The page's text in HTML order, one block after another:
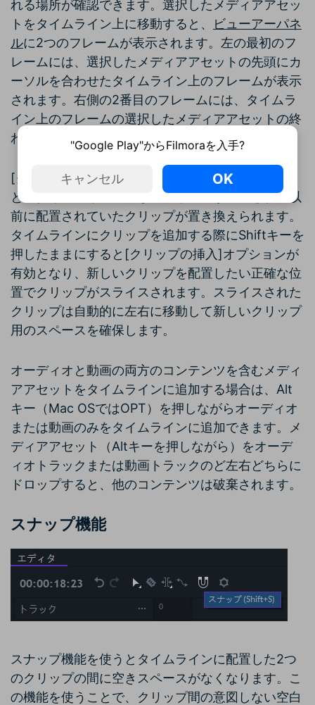
れる場所が確認できます。選択したメディアアセッ
トをタイムライン上に移動すると、
ビューアーパネ
ルに2つのフレームが表示されます。左の最初のフ
レームには、選択したメディアアセットの先頭にカ
ーソルを合わせたタイムライン上のフレームが表示
されます。右側の2番目のフレームには、タイムラ
イン上のフレームの選択したメディアアセットの終
わりが表示されます。
[クリップのオーバーレイ]オプションを選択する
と、タイムラインに新しいクリップが追加され、以
前に配置されていたクリップが置き換えられます。
タイムラインにクリップを追加する際にShiftキーを
押したままにすると[クリップの挿入]オプションが
有効となり、新しいクリップを配置したい正確な位
置でクリップがスライスされます。スライスされた
クリップは自動的に左右に移動して新しいクリップ
用のスペースを確保します。
オーディオと動画の両方のコンテンツを含むメディ
アアセットをタイムラインに追加する場合は、Alt
キー（Mac OSではOPT）を押しながらオーディオ
または動画のみをタイムラインに追加できます。メ
ディアアセット（Altキーを押しながら）をオーデ
ィオトラックまたは動画トラックのど左右どちらに
ドロップすると、他のコンテンツは破棄されます。
スナップ機能
スナップ機能を使うとタイムラインに配置した2つ
のクリップの間に空きスペースがなくなります。こ
の機能を使うことで、クリップ間の意図しない空白
"Google Play"からFilmoraを入手?
キャンセル OK